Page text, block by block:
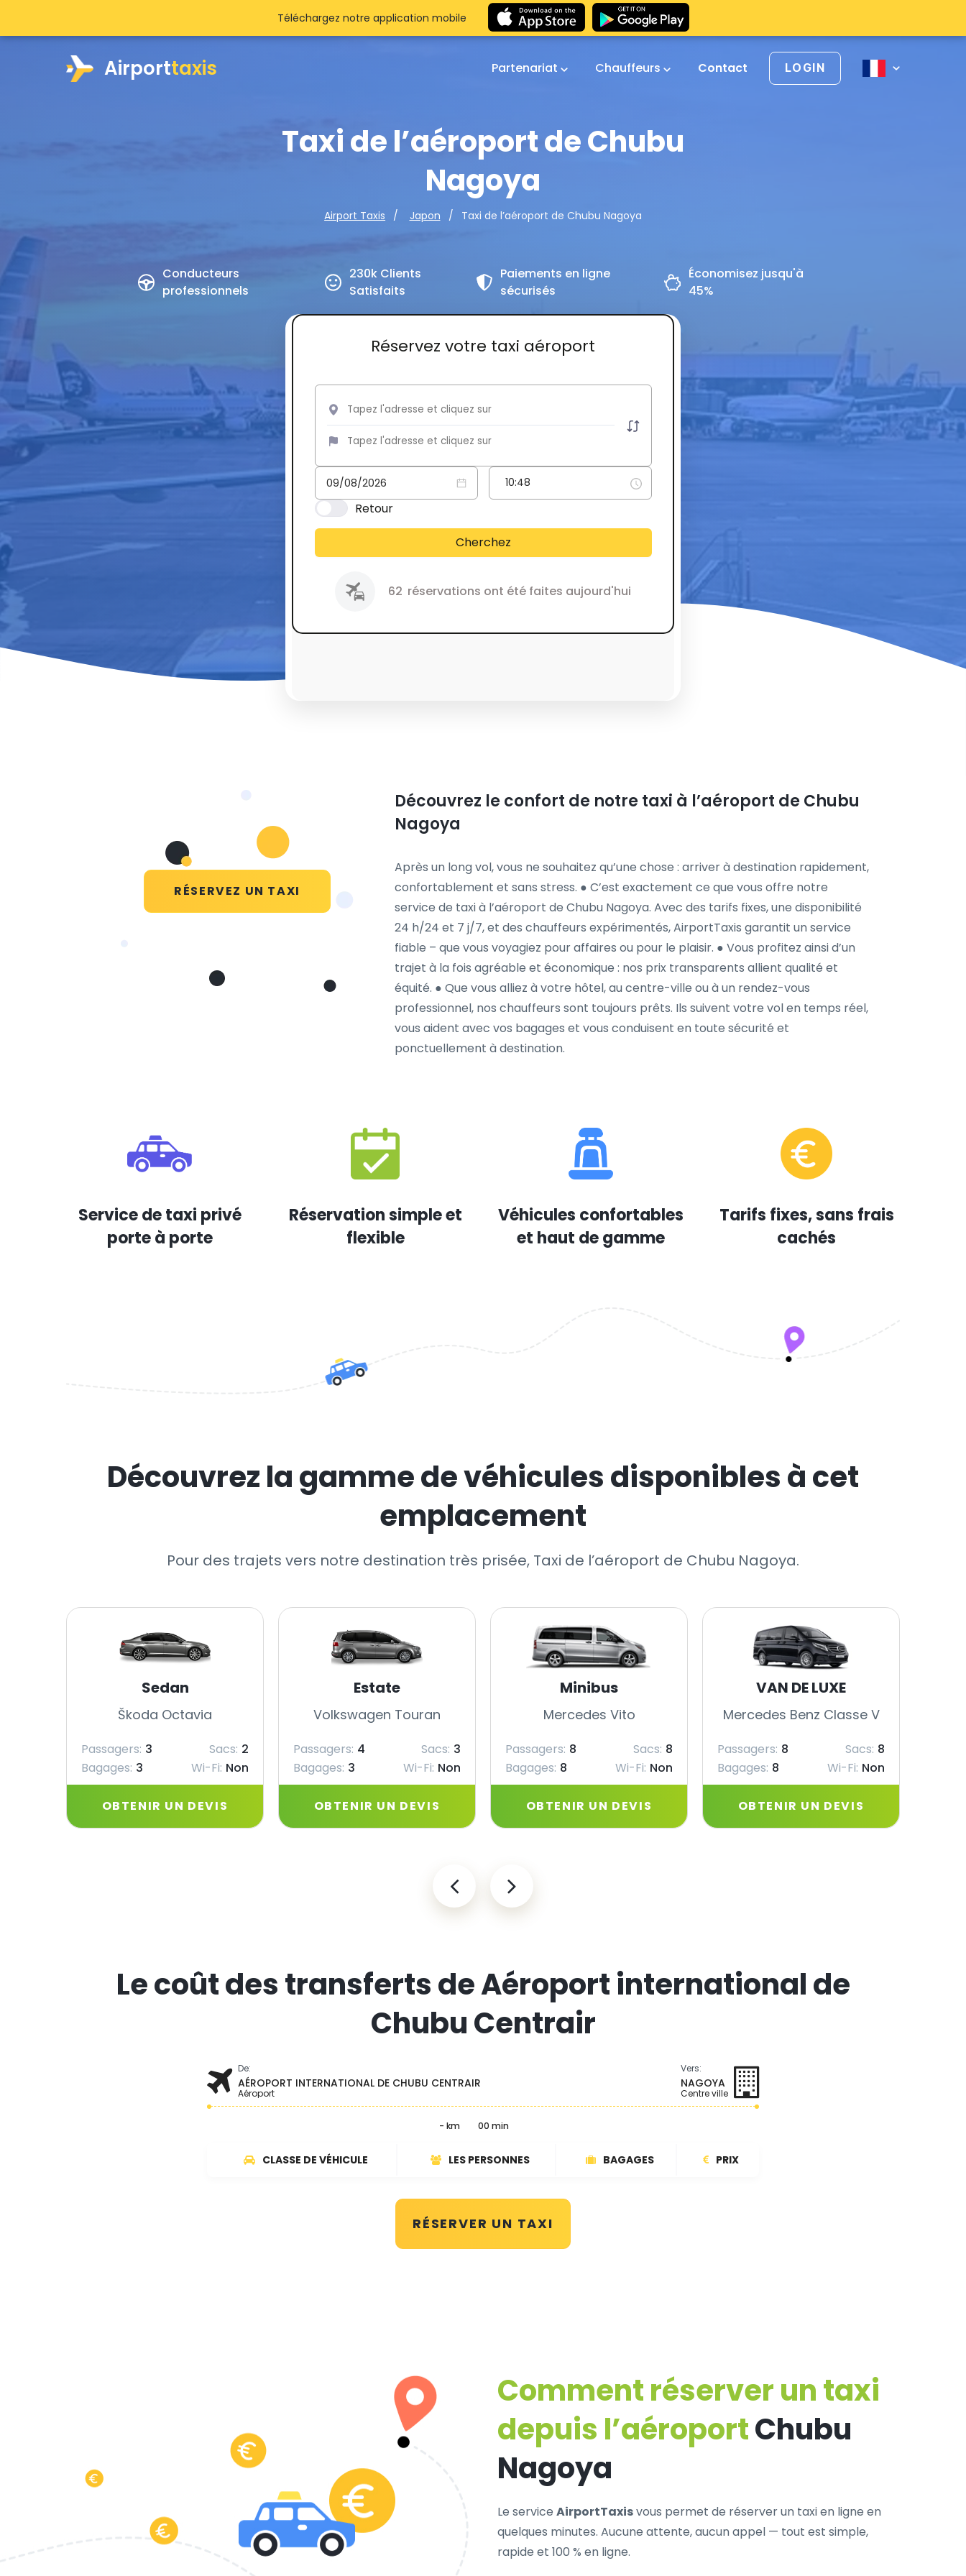
Airporttaxis Partenariat Chauffeurs Contact LOGIN
Taxi de l’aéroport de Chubu
Nagoya
Airport Taxis Japon Taxi de l’aéroport de Chubu Nagoya
Conducteurs
professionnels
230k Clients
Satisfaits
Paiements en ligne
sécurisés
Économisez jusqu'à
45%
Réservez votre taxi aéroport
Retour
Cherchez
62 réservations ont été faites aujourd'hui
Téléchargez notre application mobile
RÉSERVEZ UN TAXI
Découvrez le confort de notre taxi à l’aéroport de Chubu
Nagoya
Après un long vol, vous ne souhaitez qu’une chose : arriver à destination rapidement,
confortablement et sans stress. ● C’est exactement ce que vous offre notre
service de taxi à l’aéroport de Chubu Nagoya. Avec des tarifs fixes, une disponibilité
24 h/24 et 7 j/7, et des chauffeurs expérimentés, AirportTaxis garantit un service
fiable – que vous voyagiez pour affaires ou pour le plaisir. ● Vous profitez ainsi d’un
trajet à la fois agréable et économique : nos prix transparents allient qualité et
équité. ● Que vous alliez à votre hôtel, au centre-ville ou à un rendez-vous
professionnel, nos chauffeurs sont toujours prêts. Ils suivent votre vol en temps réel,
vous aident avec vos bagages et vous conduisent en toute sécurité et
ponctuellement à destination.
Service de taxi privé
porte à porte
Réservation simple et
flexible
Véhicules confortables
et haut de gamme
Tarifs fixes, sans frais
cachés
Découvrez la gamme de véhicules disponibles à cet
emplacement
Pour des trajets vers notre destination très prisée, Taxi de l’aéroport de Chubu Nagoya.
Sedan
Škoda Octavia
Passagers: 3 Sacs: 2
Bagages: 3 Wi-Fi: Non
OBTENIR UN DEVIS
Estate
Volkswagen Touran
Passagers: 4 Sacs: 3
Bagages: 3 Wi-Fi: Non
OBTENIR UN DEVIS
Minibus
Mercedes Vito
Passagers: 8 Sacs: 8
Bagages: 8 Wi-Fi: Non
OBTENIR UN DEVIS
VAN DE LUXE
Mercedes Benz Classe V
Passagers: 8 Sacs: 8
Bagages: 8 Wi-Fi: Non
OBTENIR UN DEVIS
Le coût des transferts de Aéroport international de
Chubu Centrair
De:
AÉROPORT INTERNATIONAL DE CHUBU CENTRAIR
Aéroport
Vers:
NAGOYA
Centre ville
- km 00 min
CLASSE DE VÉHICULE LES PERSONNES BAGAGES PRIX
RÉSERVER UN TAXI
Comment réserver un taxi
depuis l’aéroportChubu
Nagoya
Le service AirportTaxisvous permet de réserver un taxi en ligne en
quelques minutes. Aucune attente, aucun appel — tout est simple,
rapide et 100 % en ligne.